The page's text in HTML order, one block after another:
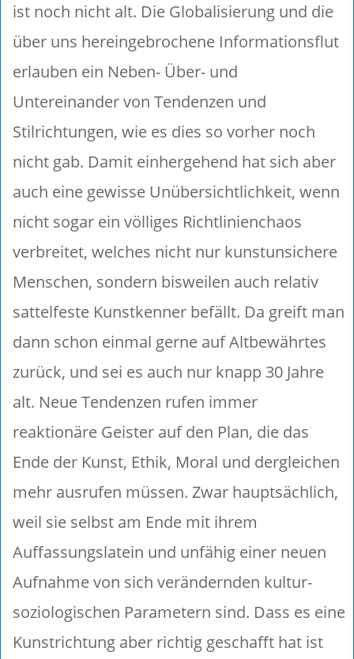
ist noch nicht alt. Die Globalisierung und die
über uns hereingebrochene Informationsflut
erlauben ein Neben- Über- und
Untereinander von Tendenzen und
Stilrichtungen, wie es dies so vorher noch
nicht gab. Damit einhergehend hat sich aber
auch eine gewisse Unübersichtlichkeit, wenn
nicht sogar ein völliges Richtlinienchaos
verbreitet, welches nicht nur kunstunsichere
Menschen, sondern bisweilen auch relativ
sattelfeste Kunstkenner befällt. Da greift man
dann schon einmal gerne auf Altbewährtes
zurück, und sei es auch nur knapp 30 Jahre
alt. Neue Tendenzen rufen immer
reaktionäre Geister auf den Plan, die das
Ende der Kunst, Ethik, Moral und dergleichen
mehr ausrufen müssen. Zwar hauptsächlich,
weil sie selbst am Ende mit ihrem
Auffassungslatein und unfähig einer neuen
Aufnahme von sich verändernden kultur-
soziologischen Parametern sind. Dass es eine
Kunstrichtung aber richtig geschafft hat ist